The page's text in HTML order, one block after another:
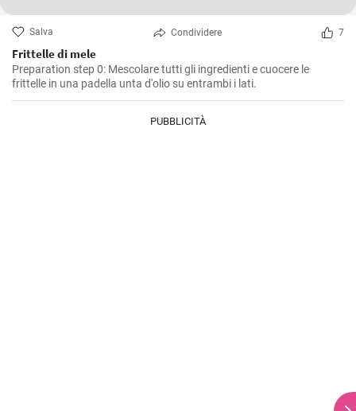
Salva Condividere 7
Frittelle di mele
Preparation step 0: Mescolare tutti gli ingredienti e cuocere le
frittelle in una padella unta d'olio su entrambi i lati.
PUBBLICITÀ